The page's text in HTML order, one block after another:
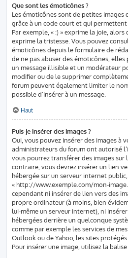
Que sont les émoticônes ?
Les émoticônes sont de petites images
grâce à un code court et qui permettent
Par exemple, « :) » exprime la joie, alors
exprime la tristesse. Vous pouvez
émoticônes depuis le formulaire de
de ne pas abuser des émoticônes,
un message illisible et un modérateur
modifier ou de le supprimer
forum peuvent également limiter le
possible d’insérer à un message.
Haut
Puis-je insérer des images ?
Oui, vous pouvez insérer des images à
administrateurs du forum ont autorisé
vous pourrez transférer des images sur
contraire, vous devrez insérer un lien
hébergée sur un serveur internet
« http://www.exemple.com/mon-
cependant ni insérer de lien vers des
propre ordinateur (à moins, bien
lui-même un serveur internet), ni
hébergées derrière un quelconque
comme par exemple les services de
Outlook ou de Yahoo, les sites
Pour insérer une image, utilisez la balise